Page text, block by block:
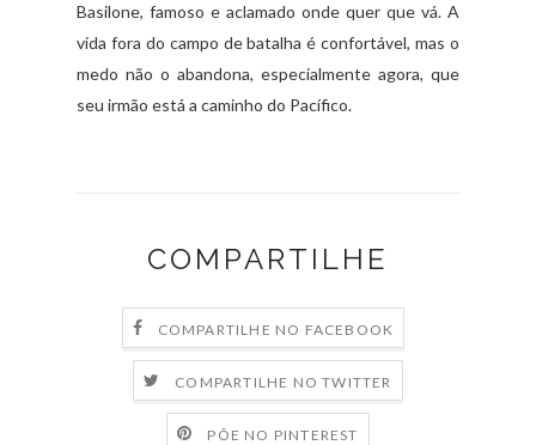
Basilone, famoso e aclamado onde quer que vá. A
vida fora do campo de batalha é confortável, mas o
medo não o abandona, especialmente agora, que
seu irmão está a caminho do Pacífico.
COMPARTILHE
COMPARTILHE NO FACEBOOK
COMPARTILHE NO TWITTER
PÕE NO PINTEREST